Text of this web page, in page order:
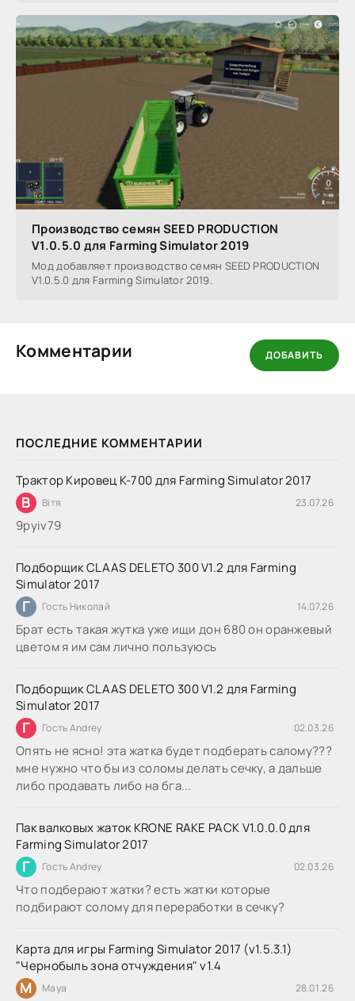
ПОСЛЕДНИЕ КОММЕНТАРИИ
Трактор Кировец К-700 для Farming Simulator 2017
В Вітя 23.07.26
9руіv79
Подборщик CLAAS DELETO 300 V1.2 для Farming
Simulator 2017
Г Гость Николай 14.07.26
Брат есть такая жутка уже ищи дон 680 он оранжевый
цветом я им сам лично пользуюсь
Подборщик CLAAS DELETO 300 V1.2 для Farming
Simulator 2017
Г Гость Andrey 02.03.26
Опять не ясно! эта жатка будет подберать салому???
мне нужно что бы из соломы делать сечку, а дальше
либо продавать либо на бга...
Пак валковых жаток KRONE RAKE PACK V1.0.0.0 для
Farming Simulator 2017
Г Гость Andrey 02.03.26
Что подберают жатки? есть жатки которые
подбирают солому для переработки в сечку?
Карта для игры Farming Simulator 2017 (v1.5.3.1)
"Чернобыль зона отчуждения" v1.4
M Maya 28.01.26
Производство семян SEED PRODUCTION
V1.0.5.0 для Farming Simulator 2019
Мод добавляет производство семян SEED PRODUCTION
V1.0.5.0 для Farming Simulator 2019.
Комментарии ДОБАВИТЬ